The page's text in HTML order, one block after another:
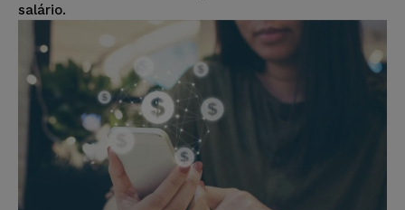
salário.